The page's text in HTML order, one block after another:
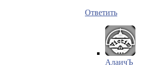
Ответить
АлаичЪ